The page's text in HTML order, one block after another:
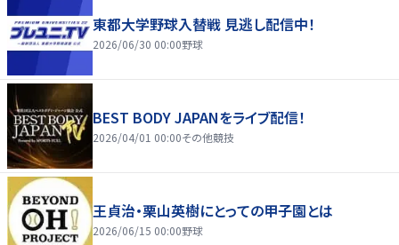
東都大学野球入替戦 見逃し配信中！
2026/06/30 00:00野球
BEST BODY JAPANをライブ配信！
2026/04/01 00:00その他競技
王貞治・栗山英樹にとっての甲子園とは
2026/06/15 00:00野球